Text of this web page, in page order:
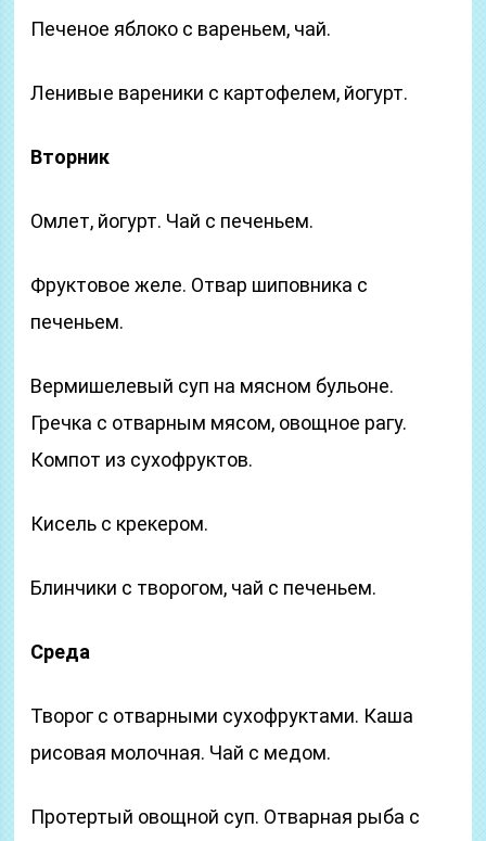
Печеное яблоко с вареньем, чай.
Ленивые вареники с картофелем, йогурт.
Вторник
Омлет, йогурт. Чай с печеньем.
Фруктовое желе. Отвар шиповника с
печеньем.
Вермишелевый суп на мясном бульоне.
Гречка с отварным мясом, овощное рагу.
Компот из сухофруктов.
Кисель с крекером.
Блинчики с творогом, чай с печеньем.
Среда
Творог с отварными сухофруктами. Каша
рисовая молочная. Чай с медом.
Протертый овощной суп. Отварная рыба с